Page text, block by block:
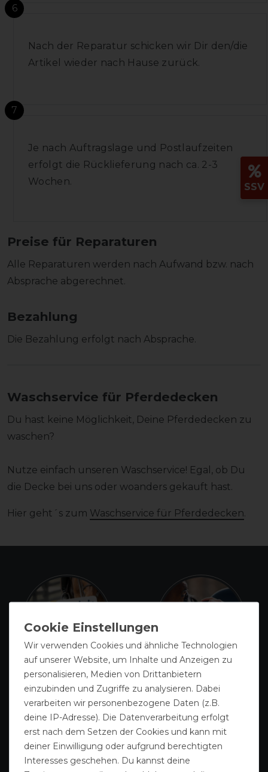
6
Nach der Reparatur schicken wir Dir den/die
Artikel wieder nach Hause zurück.
7
Je nach Auftragslage und Postlaufzeiten
erfolgt die Rücklieferung nach ca. 2-3
Wochen.
Preise für Reparaturen
Alle Reparaturen werden nach Aufwand bzw. nach
Absprache abgerechnet.
Bezahlung
Die Bezahlung erfolgt nach Absprache.
Waschservice für Pferdedecken
Du hast keine Möglichkeit, Deine Pferdedecken zu
waschen?
Nutze einfach unseren Waschservice! Egal, ob Du
die Decke bei uns oder woanders gekauft hast.
Hier geht´s zum Waschservice für Pferdedecken.
Gutscheine Sattlerei
SSV
Wir verwenden Cookies und ähnliche Technologien
auf unserer Website, um Inhalte und Anzeigen zu
personalisieren, Medien von Drittanbietern
einzubinden und Zugriffe zu analysieren. Dabei
verarbeiten wir personenbezogene Daten (z.B.
deine IP-Adresse). Die Datenverarbeitung erfolgt
erst nach dem Setzen der Cookies und kann mit
deiner Einwilligung oder aufgrund berechtigten
Interesses geschehen. Du kannst deine